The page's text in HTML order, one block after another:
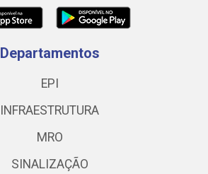
Departamentos
EPI
INFRAESTRUTURA
MRO
SINALIZAÇÃO